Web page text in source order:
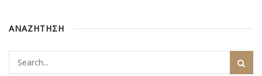
ΑΝΑΖΗΤΗΣΗ